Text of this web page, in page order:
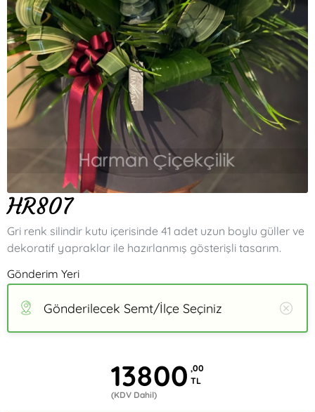
HR807
Gri renk silindir kutu içerisinde 41 adet uzun boylu güller ve
dekoratif yapraklar ile hazırlanmış gösterişli tasarım.
Gönderim Yeri
Gönderilecek Semt/İlçe Seçiniz
13800 ,00
TL
(KDV Dahil)